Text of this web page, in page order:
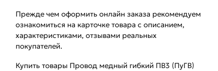
Прежде чем оформить онлайн заказа рекомендуем
ознакомиться на карточке товара с описанием,
характеристиками, отзывами реальных
покупателей.
Купить товары Провод медный гибкий ПВ3 (ПуГВ)